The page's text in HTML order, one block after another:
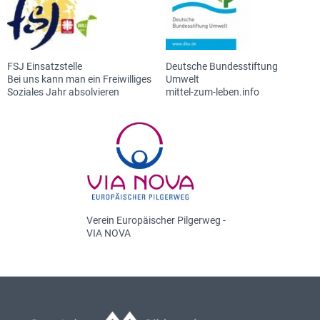
FSJ Einsatzstelle
Bei uns kann man ein Freiwilliges
Soziales Jahr absolvieren
Deutsche Bundesstiftung
Umwelt
mittel-zum-leben.info
Verein Europäischer Pilgerweg -
VIA NOVA